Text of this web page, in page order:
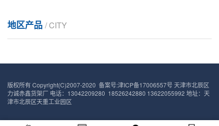
地区产品 / CITY
版权所有 Copyright(C)2007-2020 备案号:津ICP备17006557号 天津市北辰区
力诚赤鑫货架厂 电话：13042209280 18526242880 13622055992 地址：天
津市北辰区天重工业园区